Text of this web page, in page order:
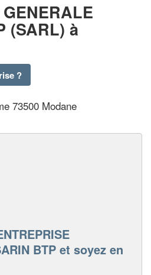
(SARL) à
?
73500 Modane
BTP et soyez en